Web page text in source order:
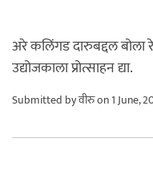
अरे कलिंगड दारुबद्दल बोला
उद्योजकाला प्रोत्साहन द्या.
Submitted byवीरुon 1 June,